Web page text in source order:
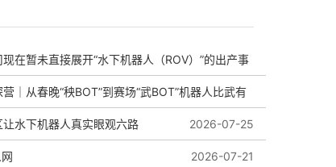
在暂未直接展开“水下机器人（ROV）”的出产事
2026-08-01
｜从春晚“秧BOT”到赛场“武BOT”机器人比武有
2026-07-27
水下机器人真实眼观六路 2026-07-25
2026-07-21